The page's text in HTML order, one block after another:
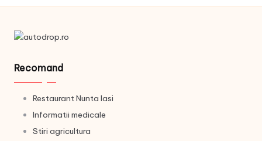
Recomand
Restaurant Nunta Iasi
Informatii medicale
Stiri agricultura